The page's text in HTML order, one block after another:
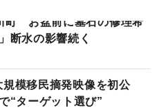
町 お盆前に墓石の修理希
断水の影響続く
規模移民摘発映像を初公
“ターゲット選び”